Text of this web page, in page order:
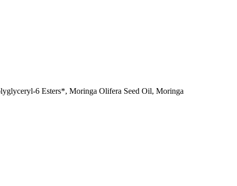
6 Esters*, Moringa Olifera Seed Oil, Moringa